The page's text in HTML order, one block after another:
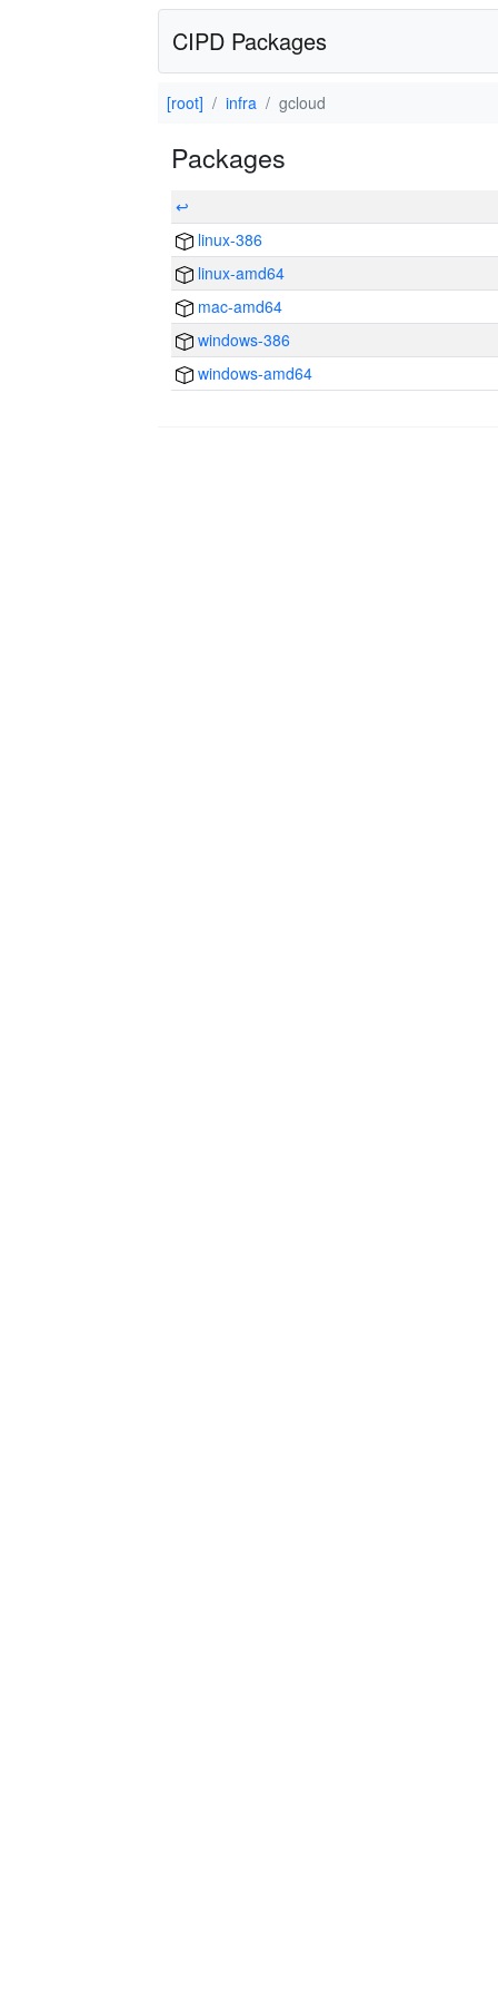
CIPD Packages
[root] infra gcloud
Packages
↩
linux-386
linux-amd64
mac-amd64
windows-386
windows-amd64